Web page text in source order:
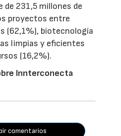
de 231,5 millones de
proyectos entre
(62,1%), biotecnología
limpias y eficientes
(16,2%).
Innterconecta
comentarios